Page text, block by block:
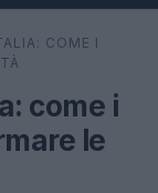
⌕
COME I
come i
le